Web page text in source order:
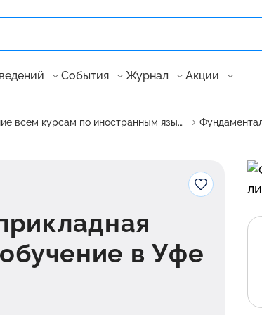
События Журнал Акции
Обучение всем курсам по иностранным языкам в России
в Уфе